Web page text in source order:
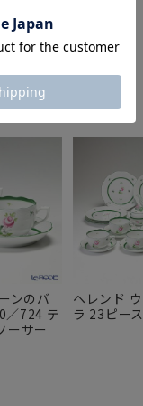
ンのバ
／724 テ
ーサー
ヘレンド
ラ 23ピー